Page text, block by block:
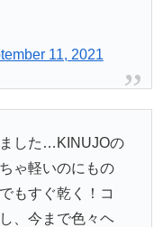
11, 2021
した…KINUJOの
ゃ軽いのにもの
もすぐ乾く！コ
、今まで色々ヘ